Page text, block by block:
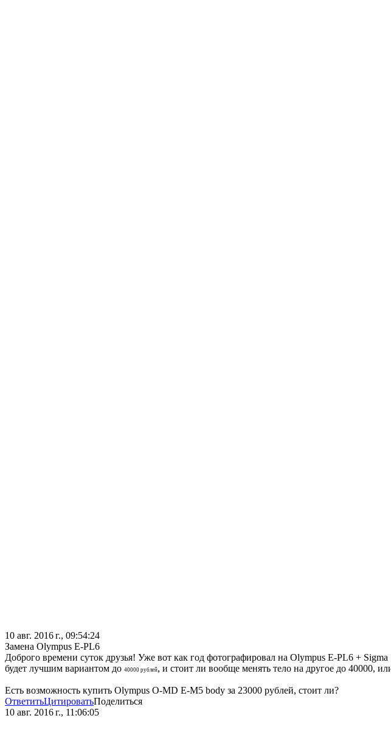
10 авг. 2016 г., 09:54:24
Замена Olympus E-PL6
Доброго времени суток друзья! Уже вот как год фотографировал на Olympus E-PL6 +
будет лучшим вариантом до 40000 рублей, и стоит ли вообще менять тело на другое до 40000,
Есть возможность купить Olympus O-MD E-M5 body за 23000 рублей, стоит ли?
ОтветитьЦитироватьПоделиться
10 авг. 2016 г., 11:06:05